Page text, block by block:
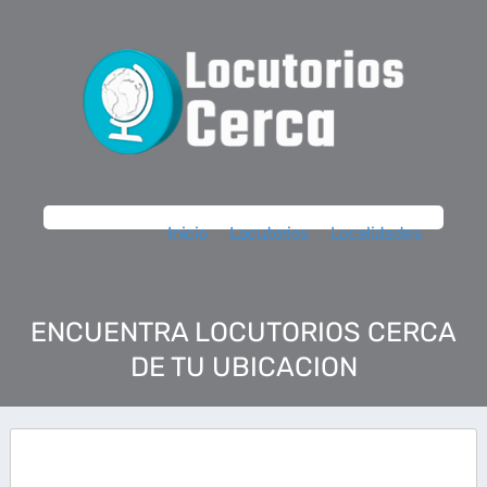
Inicio Locutorios Localidades
ENCUENTRA LOCUTORIOS CERCA
DE TU UBICACION